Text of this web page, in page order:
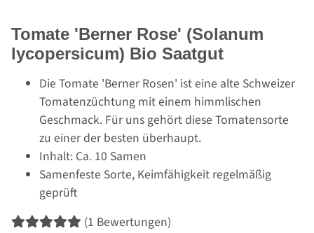
Tomate 'Berner Rose' (Solanum
lycopersicum) Bio Saatgut
Die Tomate 'Berner Rosen' ist eine alte Schweizer
Tomatenzüchtung mit einem himmlischen
Geschmack. Für uns gehört diese Tomatensorte
zu einer der besten überhaupt.
Inhalt: Ca. 10 Samen
Samenfeste Sorte, Keimfähigkeit regelmäßig
geprüft
(1 Bewertungen)